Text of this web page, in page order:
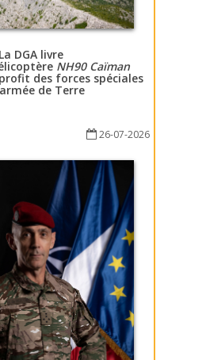
La DGA livre
NH90 Caïman
des forces spéciales
de Terre
26-07-2026